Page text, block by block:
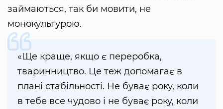
займаються, так би мовити, не
монокультурою.
«Ще краще, якщо є переробка,
тваринництво. Це теж допомагає в
плані стабільності. Не буває року, коли
в тебе все чудово і не буває року, коли